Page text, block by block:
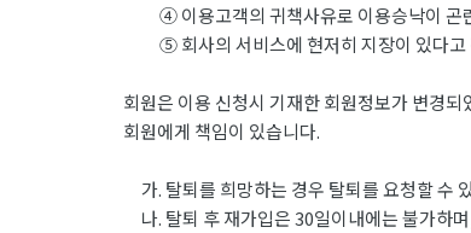
④ 이용고객의 귀책사유로 이용승낙이 곤
⑤ 회사의 서비스에 현저히 지장이 있다고
회원은 이용 신청시 기재한 회원정보가 변경
회원에게 책임이 있습니다.
가. 탈퇴를 희망하는 경우 탈퇴를 요청할 수
나. 탈퇴 후 재가입은 30일이내에는 불가하